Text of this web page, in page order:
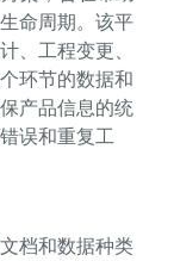
命周期。该平
、工程变更、
环节的数据和
产品信息的统
误和重复工
档和数据种类